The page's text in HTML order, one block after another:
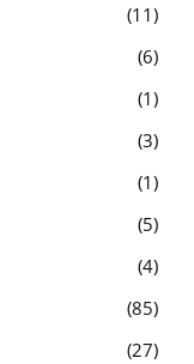
11
6
1
3
1
5
4
85
27